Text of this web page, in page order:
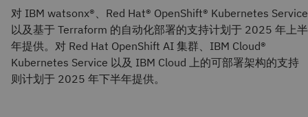
对 IBM watsonx®、Red Hat® OpenShift® Kubernetes Service
以及基于 Terraform 的自动化部署的支持计划于 2025 年上半
年提供。对 Red Hat OpenShift AI 集群、IBM Cloud®
Kubernetes Service 以及 IBM Cloud 上的可部署架构的支持
则计划于 2025 年下半年提供。